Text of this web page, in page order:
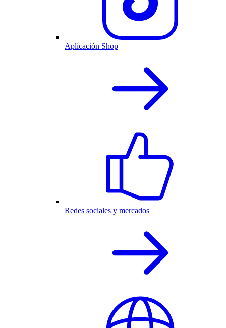
Aplicación Shop
Redes sociales y mercados